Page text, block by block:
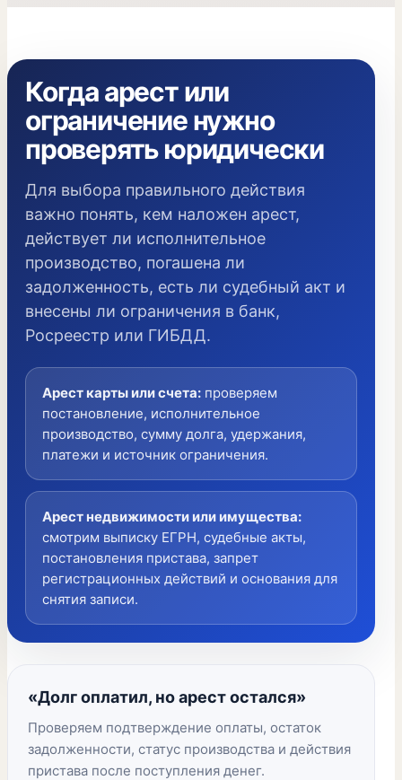
Когда арест или
ограничение нужно
проверять юридически
Для выбора правильного действия
важно понять, кем наложен арест,
действует ли исполнительное
производство, погашена ли
задолженность, есть ли судебный акт и
внесены ли ограничения в банк,
Росреестр или ГИБДД.
Арест карты или счета: проверяем
постановление, исполнительное
производство, сумму долга, удержания,
платежи и источник ограничения.
Арест недвижимости или имущества:
смотрим выписку ЕГРН, судебные акты,
постановления пристава, запрет
регистрационных действий и основания для
снятия записи.
«Долг оплатил, но арест остался»
Проверяем подтверждение оплаты, остаток
задолженности, статус производства и действия
пристава после поступления денег.